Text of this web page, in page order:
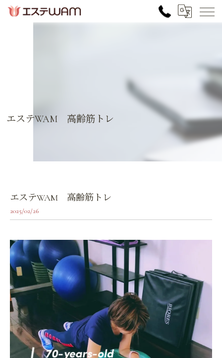
エステWAM 高齢筋トレ
エステWAM 高齢筋トレ
2025/02/26